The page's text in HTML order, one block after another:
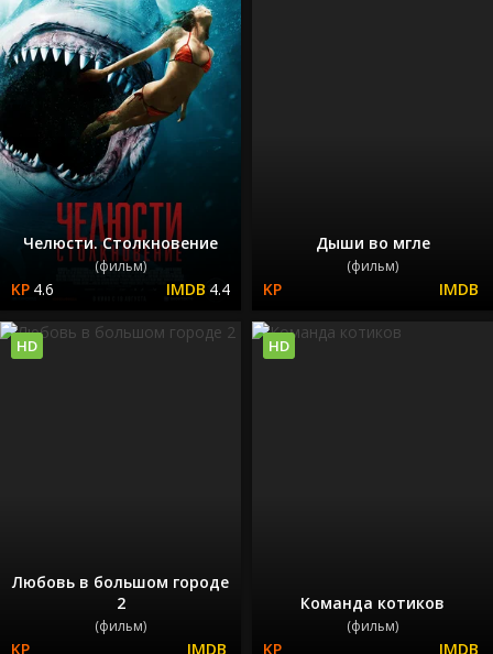
Челюсти. Столкновение
(фильм)
4.6 4.4
Дыши во мгле
(фильм)
Любовь в большом городе
2
(фильм)
HD
Команда котиков
(фильм)
HD